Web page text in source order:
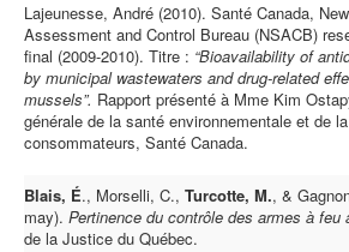
Lajeunesse, André (2010). Santé Canada,
Assessment and Control Bureau (NSACB)
final (2009-2010). Titre : “Bioavailability of
by municipal wastewaters and drug-related
mussels”. Rapport présenté à Mme Kim
générale de la santé environnementale et de
consommateurs, Santé Canada.
Blais, É., Morselli, C., Turcotte, M., &
may). Pertinence du contrôle des armes à feu
de la Justice du Québec.